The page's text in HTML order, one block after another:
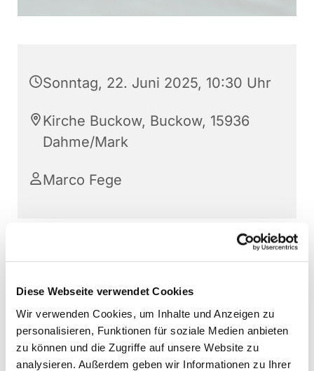
Diese Webseite verwendet Cookies
Wir verwenden Cookies, um Inhalte und Anzeigen zu
personalisieren, Funktionen für soziale Medien anbieten
zu können und die Zugriffe auf unsere Website zu
analysieren. Außerdem geben wir Informationen zu Ihrer
Sonntag, 22. Juni 2025, 10:30 Uhr
Kirche Buckow, Buckow, 15936
Dahme/Mark
Marco Fege